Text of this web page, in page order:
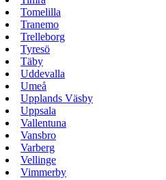
Tomelilla
Tranemo
Trelleborg
Tyresö
Täby
Uddevalla
Umeå
Upplands Väsby
Uppsala
Vallentuna
Vansbro
Varberg
Vellinge
Vimmerby